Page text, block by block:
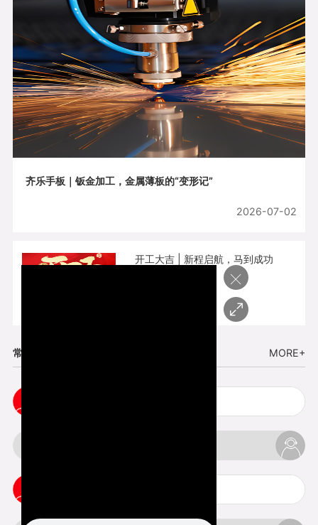
齐乐手板｜钣金加工，金属薄板的“变形记”
2026-07-02
开工大吉 | 新程启航，马到成功
常见问题 MORE+
×